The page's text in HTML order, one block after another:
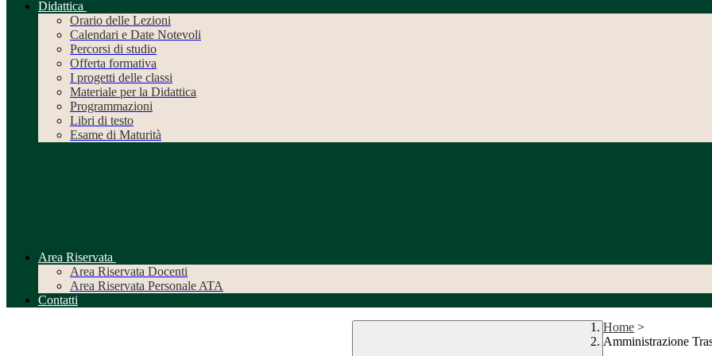
Didattica
Orario delle Lezioni
Calendari e Date Notevoli
Percorsi di studio
Offerta formativa
I progetti delle classi
Materiale per la Didattica
Programmazioni
Libri di testo
Esame di Maturità
Area Riservata
Area Riservata Docenti
Area Riservata Personale ATA
Contatti
Home >
Amministrazione